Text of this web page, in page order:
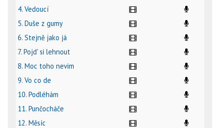
4. Vedoucí
5. Duše z gumy
6. Stejně jako já
7. Pojd' si lehnout
8. Moc toho nevim
9. Vo co de
10. Podléhám
11. Punčocháče
12. Měsíc